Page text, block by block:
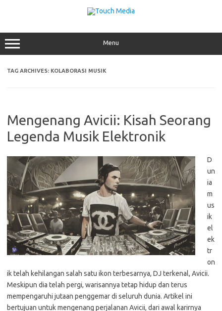
Menu
TAG ARCHIVES: KOLABORASI MUSIK
Mengenang Avicii: Kisah Seorang
Legenda Musik Elektronik
D
un
ia
m
us
ik
el
ek
tr
on
ik telah kehilangan salah satu ikon terbesarnya, DJ terkenal, Avicii.
Meskipun dia telah pergi, warisannya tetap hidup dan terus
mempengaruhi jutaan penggemar di seluruh dunia. Artikel ini
bertujuan untuk mengenang perjalanan Avicii, dari awal karirnya